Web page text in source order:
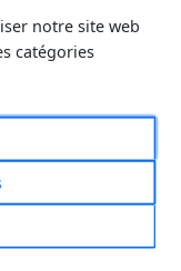
notre site web
catégories